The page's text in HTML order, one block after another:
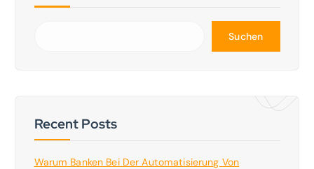
Suchen
Recent Posts
Warum Banken Bei Der Automatisierung Von